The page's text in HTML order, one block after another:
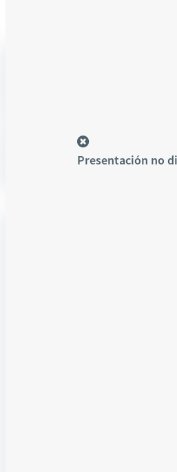
ASAMBLEA
Presentación no
🗳️🤝 ¡Participa en la Asamblea
Únete a nosotros en este evento
En esta asamblea crucial,
democrático garantiza la
Nuestros expertos compartirán
un ambiente inclusivo y
Ya sea que estés involucrado en
¡No te pierdas esta oportunidad
¡Te esperamos para aprender,